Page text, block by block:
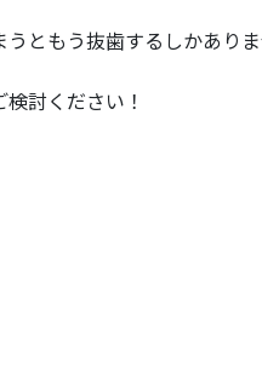
ともう抜歯するしかあり
討ください！